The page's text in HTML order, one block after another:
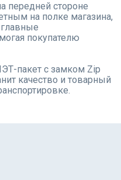
передней стороне
на полке магазина,
покупателю
пакет с замком Zip
качество и товарный